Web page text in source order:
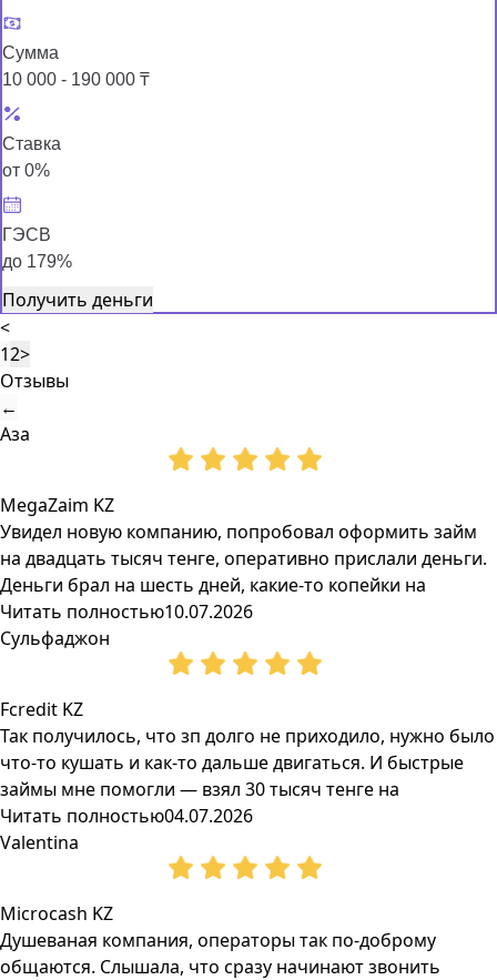
Сумма
10 000 - 190 000 ₸
Ставка
от 0%
ГЭСВ
до 179%
Получить деньги
<
12>
Отзывы
←
Аза
MegaZaim KZ
Увидел новую компанию, попробовал оформить займ
на двадцать тысяч тенге, оперативно прислали деньги.
Деньги брал на шесть дней, какие-то копейки на
Читать полностью10.07.2026
Сульфаджон
Fcredit KZ
Так получилось, что зп долго не приходило, нужно было
что-то кушать и как-то дальше двигаться. И быстрые
займы мне помогли — взял 30 тысяч тенге на
Читать полностью04.07.2026
Valentina
Microcash KZ
Душеваная компания, операторы так по-доброму
общаются. Слышала, что сразу начинают звонить